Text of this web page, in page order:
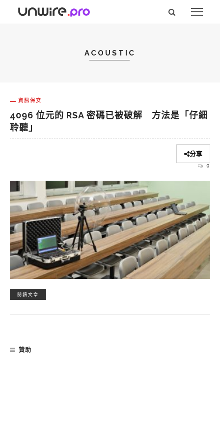
ACOUSTIC
資訊保安
4096 位元的 RSA 密碼已被破解 方法是「仔細
聆聽」
分享
0
閱讀文章
贊助